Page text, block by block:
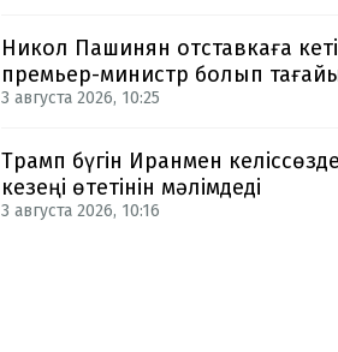
Никол Пашинян отставкаға
премьер-министр болып
3 августа 2026, 10:25
Трамп бүгін Иранмен
кезеңі өтетінін мәлімдеді
3 августа 2026, 10:16